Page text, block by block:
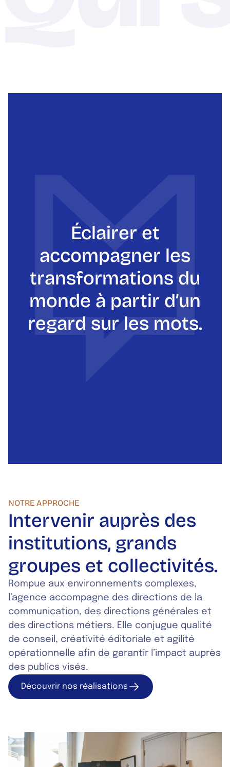
Éclairer et
accompagner les
transformations du
monde à partir d’un
regard sur les mots.
NOTRE APPROCHE
Intervenir auprès des
institutions, grands
groupes et collectivités.
Rompue aux environnements complexes,
l’agence accompagne des directions de la
communication, des directions générales et
des directions métiers. Elle conjugue qualité
de conseil, créativité éditoriale et agilité
opérationnelle afin de garantir l’impact auprès
des publics visés.
Découvrir nos réalisations